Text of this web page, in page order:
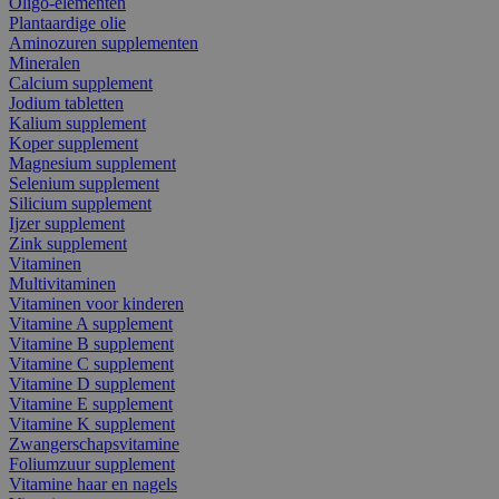
Plantaardige olie
Aminozuren supplementen
Mineralen
Calcium supplement
Jodium tabletten
Kalium supplement
Koper supplement
Magnesium supplement
Selenium supplement
Silicium supplement
Ijzer supplement
Zink supplement
Vitaminen
Multivitaminen
Vitaminen voor kinderen
Vitamine A supplement
Vitamine B supplement
Vitamine C supplement
Vitamine D supplement
Vitamine E supplement
Vitamine K supplement
Zwangerschapsvitamine
Foliumzuur supplement
Vitamine haar en nagels